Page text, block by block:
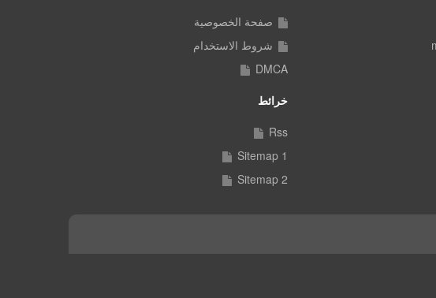
صفحة الخصوصية
شروط الاستخدام
DMCA
خرائط
Rss
Sitemap 1
Sitemap 2